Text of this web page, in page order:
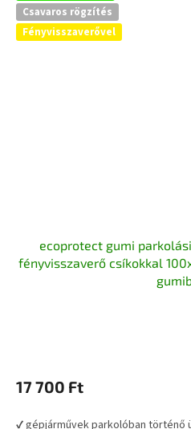
Csavaros rögzítés
Fényvisszaverővel
ecoprotect gumi
fényvisszaverő csíkokkal
átlagos
értékelése
17 700 Ft
✔ gépjárművek parkolóban történő